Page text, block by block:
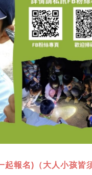
起報名)（大人小孩皆